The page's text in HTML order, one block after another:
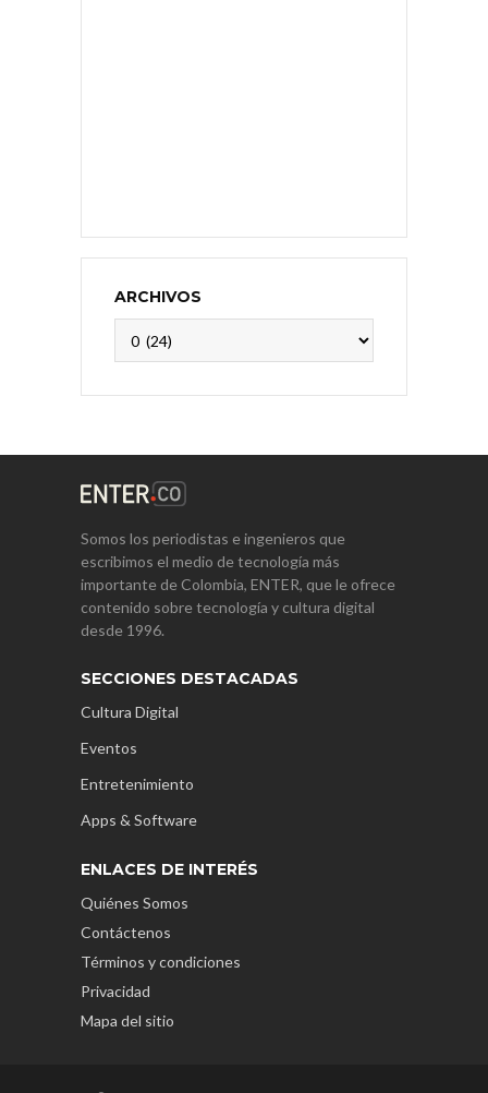
ARCHIVOS
Somos los periodistas e ingenieros que
escribimos el medio de tecnología más
importante de Colombia, ENTER, que le ofrece
contenido sobre tecnología y cultura digital
desde 1996.
SECCIONES DESTACADAS
Cultura Digital
Eventos
Entretenimiento
Apps & Software
ENLACES DE INTERÉS
Quiénes Somos
Contáctenos
Términos y condiciones
Privacidad
Mapa del sitio